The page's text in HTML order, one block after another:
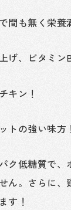
間も無く栄養
げ、ビタミン
キン！
トの強い味方
ク低糖質で、
ん。さらに
す！